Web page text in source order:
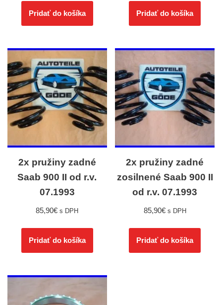
Pridať do košíka Pridať do košíka
2x pružiny zadné
Saab 900 II od r.v.
07.1993
85,90€ s DPH
Pridať do košíka
2x pružiny zadné
zosilnené Saab 900 II
od r.v. 07.1993
85,90€ s DPH
Pridať do košíka